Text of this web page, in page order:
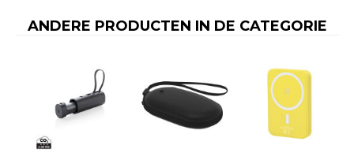
ANDERE PRODUCTEN IN DE CATEGORIE